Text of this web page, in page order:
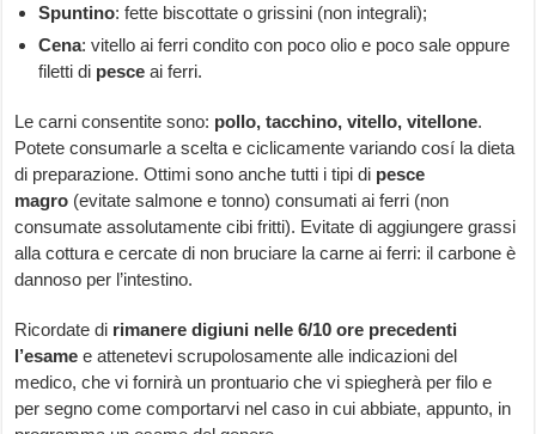
Spuntino: fette biscottate o grissini (non integrali);
Cena: vitello ai ferri condito con poco olio e poco sale oppure
filetti di pesce ai ferri.
Le carni consentite sono: pollo, tacchino, vitello, vitellone.
Potete consumarle a scelta e ciclicamente variando cosí la dieta
di preparazione. Ottimi sono anche tutti i tipi di pesce
magro (evitate salmone e tonno) consumati ai ferri (non
consumate assolutamente cibi fritti). Evitate di aggiungere grassi
alla cottura e cercate di non bruciare la carne ai ferri: il carbone è
dannoso per l’intestino.
Ricordate di rimanere digiuni nelle 6/10 ore precedenti
l’esame e attenetevi scrupolosamente alle indicazioni del
medico, che vi fornirà un prontuario che vi spiegherà per filo e
per segno come comportarvi nel caso in cui abbiate, appunto, in